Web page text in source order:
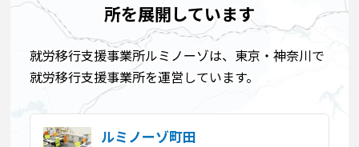
所を展開しています
就労移行支援事業所ルミノーゾは、東京・神奈川で
就労移行支援事業所を運営しています。
ルミノーゾ町田